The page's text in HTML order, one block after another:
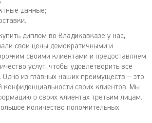
данные;
диплом во Владикавказе у нас,
свои цены демократичными и
своими клиентами и предоставляем
услуг, чтобы удовлетворить все
Одно из главных наших преимуществ – это
конфиденциальности своих клиентов. Мы
о своих клиентах третьим лицам.
количество положительных